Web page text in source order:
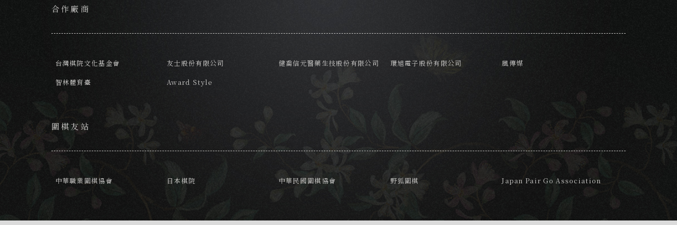
合作廠商
台灣棋院文化基金會 友士股份有限公司 健喬信元醫藥生技股份有限公司 環旭電子股份有限公司
風傳媒
智林體育臺
Award Style
圍棋友站
中華職業圍棋協會 日本棋院 中華民國圍棋協會 野狐圍棋 Japan Pair Go Association